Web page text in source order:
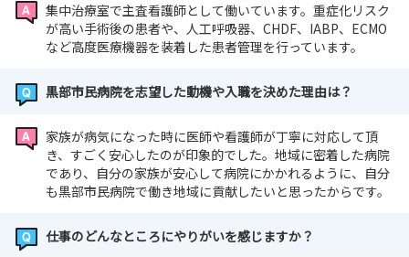
集中治療室で主査看護師として働いています。重症化リスク
が高い手術後の患者や、人工呼吸器、CHDF、IABP、ECMO
など高度医療機器を装着した患者管理を行っています。
黒部市民病院を志望した動機や入職を決めた理由は？
家族が病気になった時に医師や看護師が丁寧に対応して頂
き、すごく安心したのが印象的でした。地域に密着した病院
であり、自分の家族が安心して病院にかかれるように、自分
も黒部市民病院で働き地域に貢献したいと思ったからです。
仕事のどんなところにやりがいを感じますか？